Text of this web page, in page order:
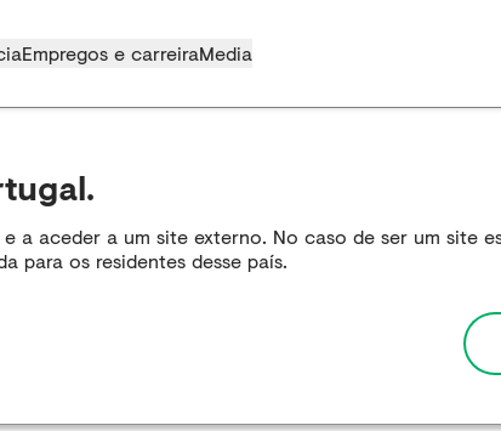
Empregos e carreiraMedia
a aceder a um site externo. No caso de ser um site
para os residentes desse país.